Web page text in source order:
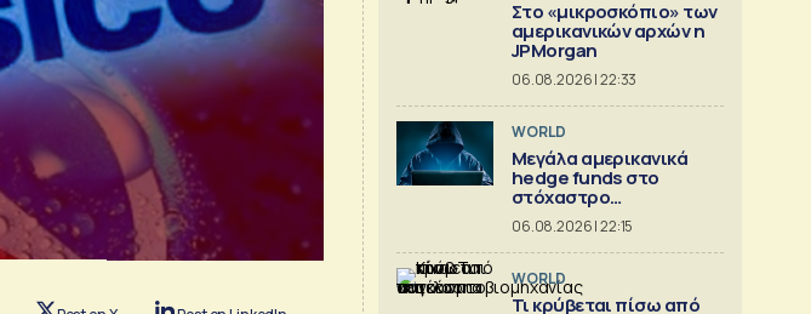
Στο «μικροσκόπιο» των
αμερικανικών αρχών η
JPMorgan
06.08.2026 | 22:33
WORLD
Μεγάλα αμερικανικά
hedge funds στο
στόχαστρο
κυβερνοεπιθέσεων
06.08.2026 | 22:15
WORLD
Τι κρύβεται πίσω από